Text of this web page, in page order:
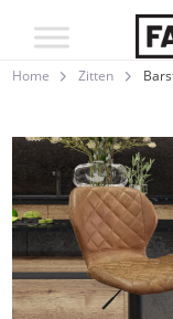
Home Zitten